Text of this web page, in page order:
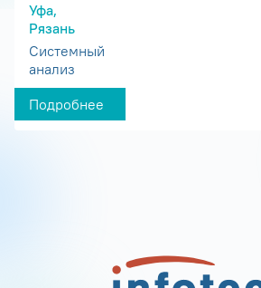
Уфа,
Рязань
Системный
анализ
Подробнее